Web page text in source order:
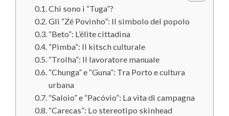
Chi sono i “Tuga”?
Gli “Zé Povinho”: Il simbolo del popolo
“Beto”: L’élite cittadina
“Pimba”: Il kitsch culturale
“Trolha”: Il lavoratore manuale
“Chunga” e “Guna”: Tra Porto e cultura
urbana
“Saloio” e “Pacóvio”: La vita di campagna
“Carecas”: Lo stereotipo skinhead